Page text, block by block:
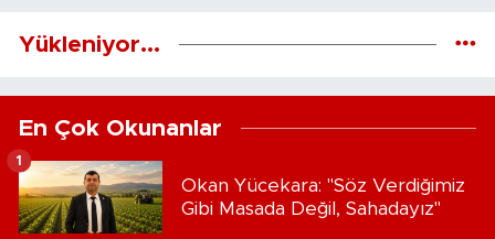
Yükleniyor...
En Çok Okunanlar
Okan Yücekara: "Söz Verdiğimiz
Gibi Masada Değil, Sahadayız"
1